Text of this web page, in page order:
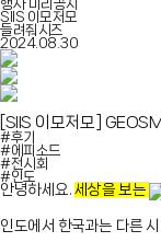
행사 미리공지
SIIS 이모저모
들려줘시즈
2024.08.30
[SIIS 이모저모]
#후기
#에피소드
#전시회
#인도
안녕하세요. 세상을 보는
인도에서 한국과는 다른